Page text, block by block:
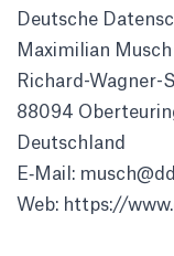
Deut­sche
Maxi­mi­lian Musch
Richard-Wagner-
88094
Deutsch­land
E‑Mail:
Web: https://